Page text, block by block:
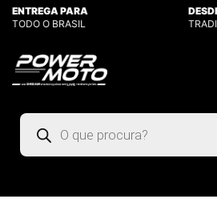
ENTREGA PARA
TODO O BRASIL
Pesquisar
produtos